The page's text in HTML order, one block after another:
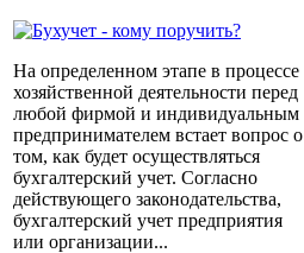
На определенном этапе в процессе
хозяйственной деятельности перед
любой фирмой и индивидуальным
предпринимателем встает вопрос о
том, как будет осуществляться
бухгалтерский учет. Согласно
действующего законодательства,
бухгалтерский учет предприятия
или организации...